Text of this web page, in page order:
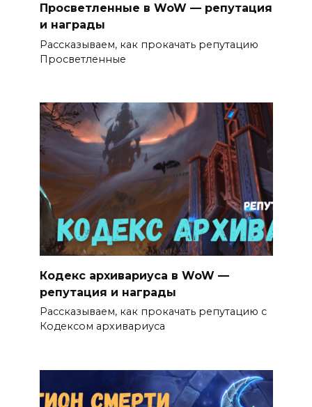
Просветленные в WoW — репутация
и награды
Рассказываем, как прокачать репутацию
Просветленные
Кодекс архивариуса в WoW —
репутация и награды
Рассказываем, как прокачать репутацию с
Кодексом архивариуса